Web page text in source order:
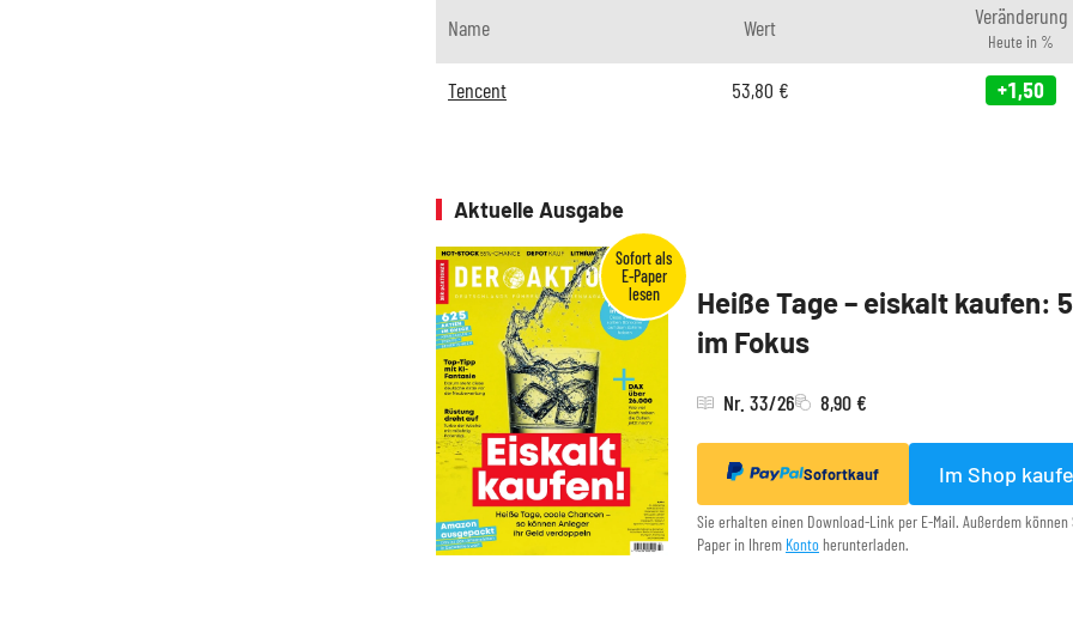
Name Wert Veränderung
Heute in %
Tencent 53,80 € +1,50
Aktuelle Ausgabe
Heiße Tage – eiskalt kaufen:
im Fokus
Nr. 33/26 8,90 €
Sofortkauf Im Shop
Sie erhalten einen Download-Link per E-Mail. Außerdem
Paper in Ihrem Konto herunterladen.